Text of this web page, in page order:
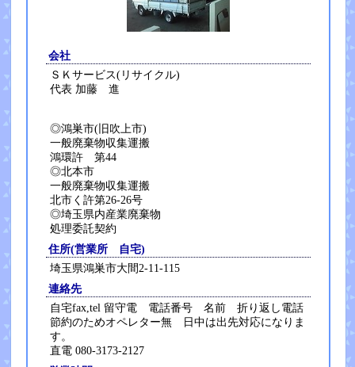
会社
ＳＫサービス(リサイクル)
代表 加藤 進
◎鴻巣市(旧吹上市)
一般廃棄物収集運搬
鴻環許 第44
◎北本市
一般廃棄物収集運搬
北市く許第26-26号
◎埼玉県内産業廃棄物
処理委託契約
住所(営業所 自宅)
埼玉県鴻巣市大間2-11-115
連絡先
自宅fax,tel 留守電 電話番号 名前 折り返し電話
節約のためオペレター無 日中は出先対応になりま
す。
直電 080-3173-2127